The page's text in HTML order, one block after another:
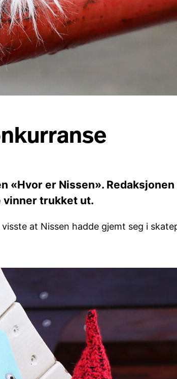
«Hvor er Nissen».
vinner trukket ut.
at Nissen hadde gjemt seg i